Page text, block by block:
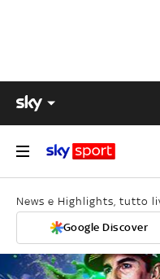
News e Highlights, tutto
Google Discover